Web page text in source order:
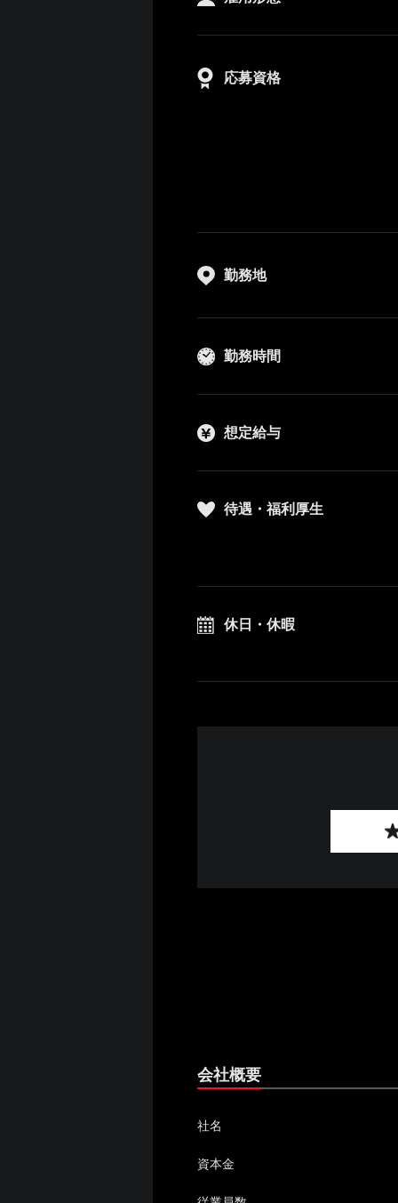
応募資格
勤務地
勤務時間
想定給与
待遇・福利厚生
休日・休暇
会社概要
社名
資本金